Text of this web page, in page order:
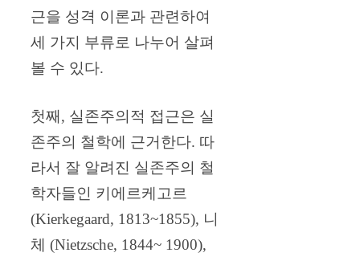
근을 성격 이론과 관련하여
세 가지 부류로 나누어 살펴
볼 수 있다.
첫째, 실존주의적 접근은 실
존주의 철학에 근거한다. 따
라서 잘 알려진 실존주의 철
학자들인 키에르케고르
(Kierkegaard, 1813~1855), 니
체 (Nietzsche, 1844~ 1900),